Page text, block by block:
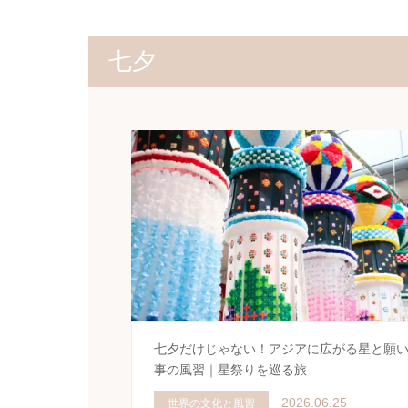
七夕
七夕だけじゃない！アジアに広がる星と願い
事の風習｜星祭りを巡る旅
世界の文化と風習 2026.06.25